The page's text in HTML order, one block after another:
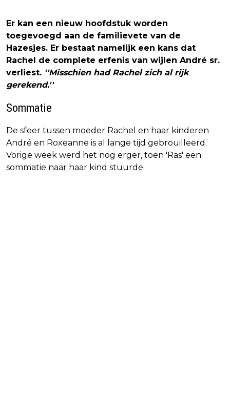
Er kan een nieuw hoofdstuk worden
toegevoegd aan de familievete van de
Hazesjes. Er bestaat namelijk een kans dat
Rachel de complete erfenis van wijlen André sr.
verliest. ''Misschien had Rachel zich al rijk
gerekend.''
Sommatie
De sfeer tussen moeder Rachel en haar kinderen
André en Roxeanne is al lange tijd gebrouilleerd.
Vorige week werd het nog erger, toen 'Ras' een
sommatie naar haar kind stuurde.